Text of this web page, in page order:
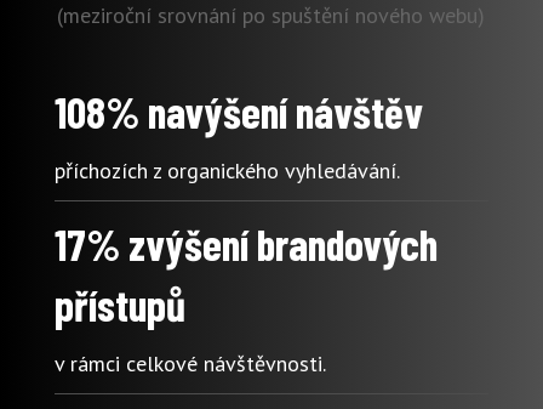
(meziroční srovnání po spuštění nového webu)
108% navýšení návštěv
příchozích z organického vyhledávání.
17% zvýšení brandových
přístupů
v rámci celkové návštěvnosti.